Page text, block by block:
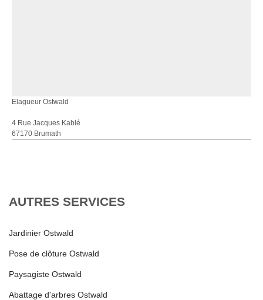
Elagueur Ostwald
4 Rue Jacques Kablé
67170 Brumath
AUTRES SERVICES
Jardinier Ostwald
Pose de clôture Ostwald
Paysagiste Ostwald
Abattage d'arbres Ostwald